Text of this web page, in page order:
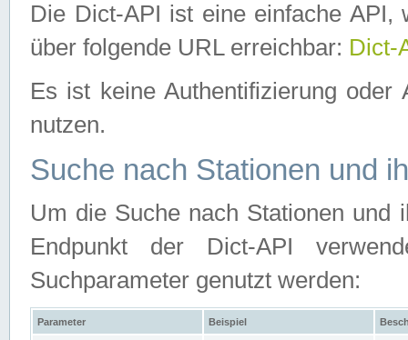
Die Dict-API ist eine einfache API,
über folgende URL erreichbar: Dict-
Es ist keine Authentifizierung
nutzen.
Suche nach Stationen und
Um die Suche nach Stationen und
Endpunkt der Dict-API
Suchparameter genutzt werden:
Parameter Beispiel